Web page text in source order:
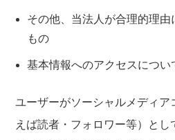
その他、当法人が合理的理
もの
基本情報へのアクセスについ
ユーザーがソーシャルメディア
えば読者・フォロワー等）と